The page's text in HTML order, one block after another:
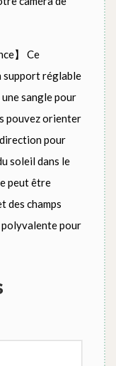
】 Ce
support réglable
une sangle pour
pouvez orienter
direction pour
soleil dans le
peut être
des champs
pour